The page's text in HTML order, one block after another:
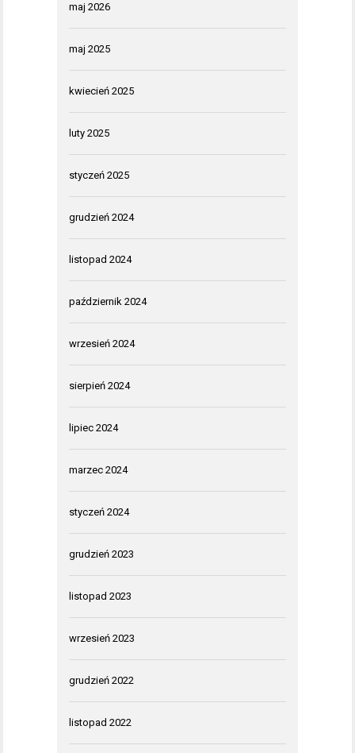
maj 2026
maj 2025
kwiecień 2025
luty 2025
styczeń 2025
grudzień 2024
listopad 2024
październik 2024
wrzesień 2024
sierpień 2024
lipiec 2024
marzec 2024
styczeń 2024
grudzień 2023
listopad 2023
wrzesień 2023
grudzień 2022
listopad 2022